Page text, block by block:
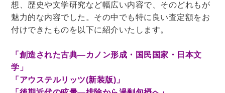
金融・ファイナンス・投資
アート・建築・デザイン・音楽
書道
インテリアデザイン・建築デザイン
建築家・建設・建築構造
想、歴史や文学研究など幅広い内容で、そのどれもが
魅力的な内容でした。その中でも特に良い査定額をお
付けできたものを以下に紹介いたします。
「創造された古典―カノン形成・国民国家・日本文
学」
「アウステルリッツ(新装版)」